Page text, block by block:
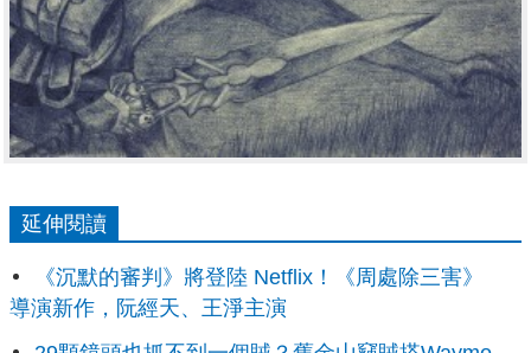
延伸閱讀
《沉默的審判》將登陸 Netflix！《周處除三害》
導演新作，阮經天、王淨主演